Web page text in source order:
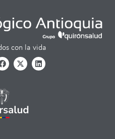
con la vida